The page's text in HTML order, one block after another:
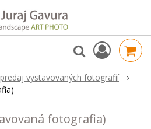
vystavovaných fotografií
fotografia)